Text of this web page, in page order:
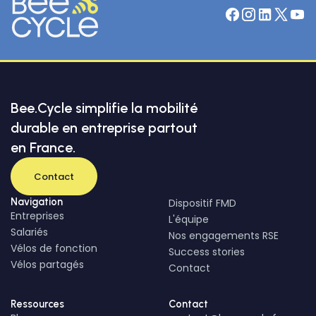
Bee.Cycle simplifie la mobilité
durable en entreprise partout
en France.
Contact
Navigation
Entreprises
Salariés
Vélos de fonction
Vélos partagés
Dispositif FMD
L'équipe
Nos engagements RSE
Success stories
Contact
Ressources Contact